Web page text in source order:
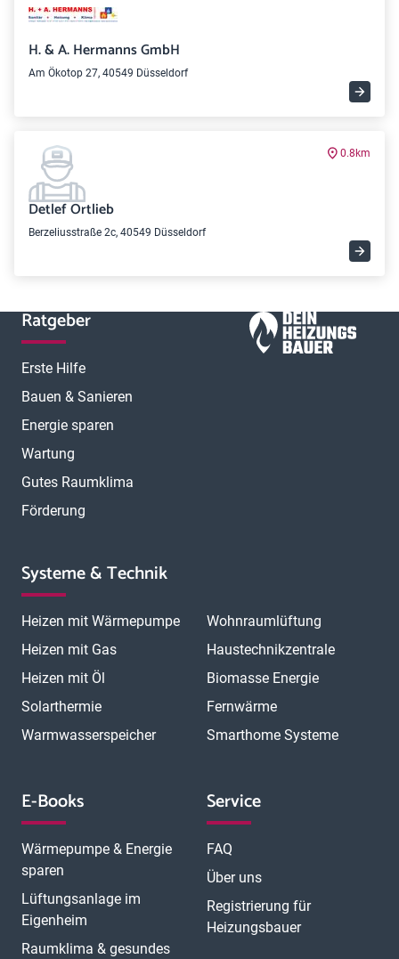
H. & A. Hermanns GmbH
Am Ökotop 27, 40549 Düsseldorf
0.8km
Detlef Ortlieb
Berzeliusstraße 2c, 40549 Düsseldorf
Ratgeber
Erste Hilfe
Bauen & Sanieren
Energie sparen
Wartung
Gutes Raumklima
Förderung
Systeme & Technik
Heizen mit Wärmepumpe
Heizen mit Gas
Heizen mit Öl
Solarthermie
Warmwasserspeicher
Wohnraumlüftung
Haustechnikzentrale
Biomasse Energie
Fernwärme
Smarthome Systeme
E-Books
Wärmepumpe & Energie
sparen
Lüftungsanlage im
Eigenheim
Raumklima & gesundes
Service
FAQ
Über uns
Registrierung für
Heizungsbauer